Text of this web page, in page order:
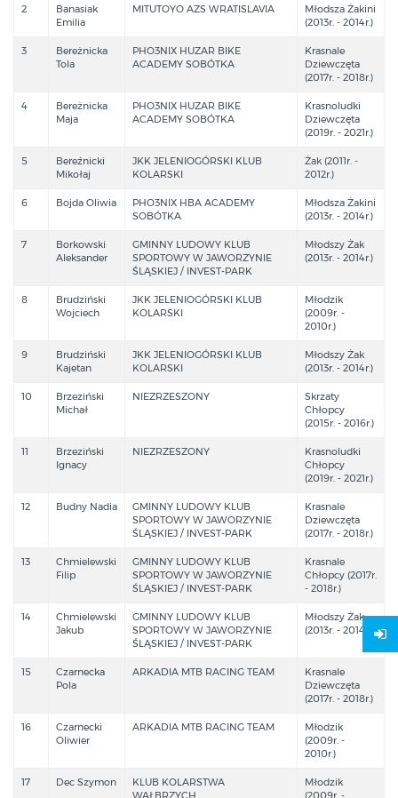
2
Banasiak
Emilia
MITUTOYO AZS WRATISLAVIA
Młodsza Żakini
(2013r. - 2014r.)
3
Bereżnicka
Tola
PHO3NIX HUZAR BIKE
ACADEMY SOBÓTKA
Krasnale
Dziewczęta
(2017r. - 2018r.)
4
Bereżnicka
Maja
PHO3NIX HUZAR BIKE
ACADEMY SOBÓTKA
Krasnoludki
Dziewczęta
(2019r. - 2021r.)
5
Bereźnicki
Mikołaj
JKK JELENIOGÓRSKI KLUB
KOLARSKI
Żak (2011r. -
2012r.)
6 Bojda Oliwia
PHO3NIX HBA ACADEMY
SOBÓTKA
Młodsza Żakini
(2013r. - 2014r.)
7
Borkowski
Aleksander
GMINNY LUDOWY KLUB
SPORTOWY W JAWORZYNIE
ŚLĄSKIEJ / INVEST-PARK
Młodszy Żak
(2013r. - 2014r.)
8
Brudziński
Wojciech
JKK JELENIOGÓRSKI KLUB
KOLARSKI
Młodzik
(2009r. -
2010r.)
9
Brudziński
Kajetan
JKK JELENIOGÓRSKI KLUB
KOLARSKI
Młodszy Żak
(2013r. - 2014r.)
10
Brzeziński
Michał
NIEZRZESZONY
Skrzaty
Chłopcy
(2015r. - 2016r.)
11
Brzeziński
Ignacy
NIEZRZESZONY
Krasnoludki
Chłopcy
(2019r. - 2021r.)
12 Budny Nadia
GMINNY LUDOWY KLUB
SPORTOWY W JAWORZYNIE
ŚLĄSKIEJ / INVEST-PARK
Krasnale
Dziewczęta
(2017r. - 2018r.)
13
Chmielewski
Filip
GMINNY LUDOWY KLUB
SPORTOWY W JAWORZYNIE
ŚLĄSKIEJ / INVEST-PARK
Krasnale
Chłopcy (2017r.
- 2018r.)
14
Chmielewski
Jakub
GMINNY LUDOWY KLUB
SPORTOWY W JAWORZYNIE
ŚLĄSKIEJ / INVEST-PARK
Młodszy Żak
(2013r. - 2014r.)
15
Czarnecka
Pola
ARKADIA MTB RACING TEAM
Krasnale
Dziewczęta
(2017r. - 2018r.)
16
Czarnecki
Oliwier
ARKADIA MTB RACING TEAM
Młodzik
(2009r. -
2010r.)
17 Dec Szymon
KLUB KOLARSTWA
WAŁBRZYCH
Młodzik
(2009r. -